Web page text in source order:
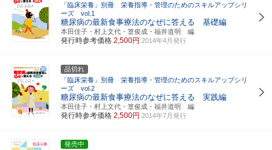
「臨床栄養」別冊 栄養指導・管理のためのスキルアップシリ
ーズ vol.1
糖尿病の最新食事療法のなぜに答える 基礎編
本田佳子・村上文代・篁俊成・福井道明 編
発行時参考価格 2,500円 2014年4月発行
品切れ
「臨床栄養」別冊 栄養指導・管理のためのスキルアップシリ
ーズ vol.2
糖尿病の最新食事療法のなぜに答える 実践編
本田佳子・村上文代・篁俊成・福井道明 編
発行時参考価格 2,500円 2014年7月発行
発売中